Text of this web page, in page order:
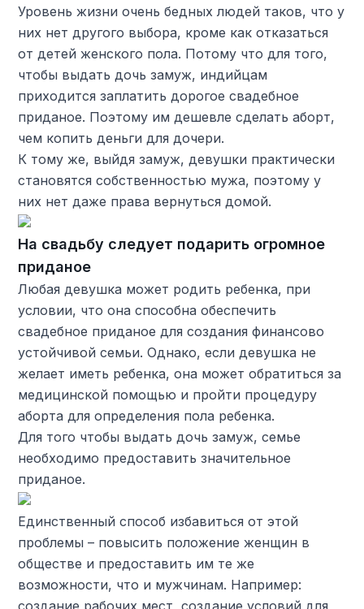
Уровень жизни очень бедных людей таков, что у
них нет другого выбора, кроме как отказаться
от детей женского пола. Потому что для того,
чтобы выдать дочь замуж, индийцам
приходится заплатить дорогое свадебное
приданое. Поэтому им дешевле сделать аборт,
чем копить деньги для дочери.
К тому же, выйдя замуж, девушки практически
становятся собственностью мужа, поэтому у
них нет даже права вернуться домой.
На свадьбу следует подарить огромное
приданое
Любая девушка может родить ребенка, при
условии, что она способна обеспечить
свадебное приданое для создания финансово
устойчивой семьи. Однако, если девушка не
желает иметь ребенка, она может обратиться за
медицинской помощью и пройти процедуру
аборта для определения пола ребенка.
Для того чтобы выдать дочь замуж, семье
необходимо предоставить значительное
приданое.
Единственный способ избавиться от этой
проблемы – повысить положение женщин в
обществе и предоставить им те же
возможности, что и мужчинам. Например:
создание рабочих мест, создание условий для